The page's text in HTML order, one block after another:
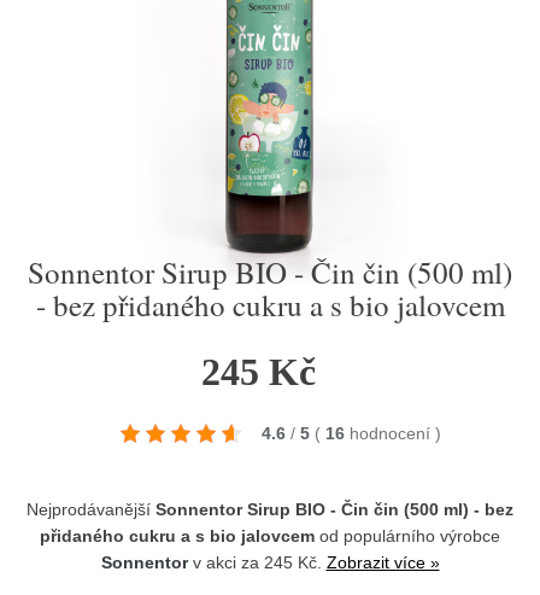
Sonnentor Sirup BIO - Čin čin (500 ml)
- bez přidaného cukru a s bio jalovcem
245 Kč
4.6 / 5 ( 16 hodnocení )
Nejprodávanější Sonnentor Sirup BIO - Čin čin (500 ml) - bez
přidaného cukru a s bio jalovcem od populárního výrobce
Sonnentorv akci za 245 Kč. Zobrazit více »